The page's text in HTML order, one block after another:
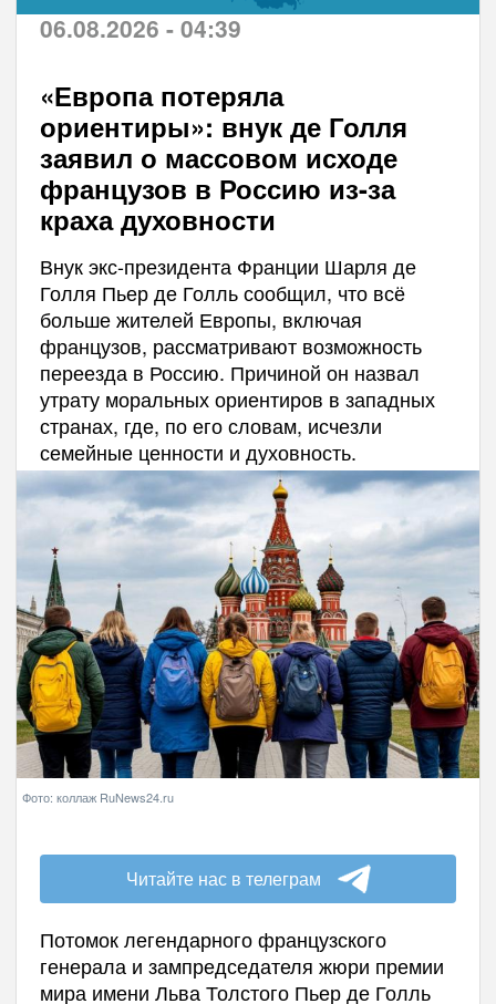
06.08.2026 - 04:39
«Европа потеряла
ориентиры»: внук де Голля
заявил о массовом исходе
французов в Россию из-за
краха духовности
Внук экс-президента Франции Шарля де
Голля Пьер де Голль сообщил, что всё
больше жителей Европы, включая
французов, рассматривают возможность
переезда в Россию. Причиной он назвал
утрату моральных ориентиров в западных
странах, где, по его словам, исчезли
семейные ценности и духовность.
Фото: коллаж RuNews24.ru
Читайте нас в телеграм
Потомок легендарного французского
генерала и зампредседателя жюри премии
мира имени Льва Толстого Пьер де Голль